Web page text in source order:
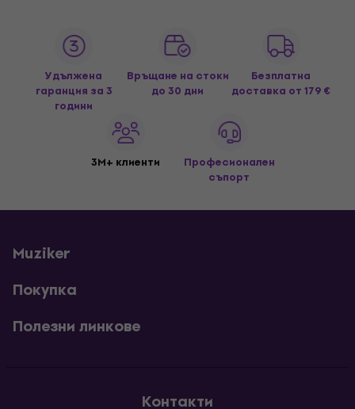
Удължена
гаранция за 3
години
Връщане на стоки
до 30 дни
Безплатна
доставка от 179 €
3M+ клиенти
Професионален
съпорт
Muziker
Покупка
Полезни линкове
Контакти